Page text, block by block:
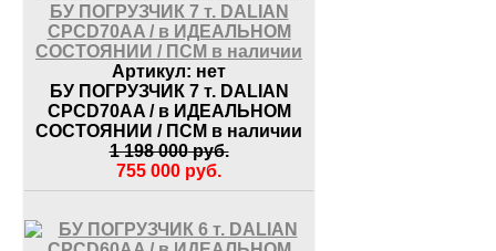
БУ ПОГРУЗЧИК 7 т. DALIAN
CPCD70AA / в ИДЕАЛЬНОМ
СОСТОЯНИИ / ПСМ в наличии
Артикул: нет
БУ ПОГРУЗЧИК 7 т. DALIAN
CPCD70AA / в ИДЕАЛЬНОМ
СОСТОЯНИИ / ПСМ в наличии
1 198 000руб.
755 000 руб.